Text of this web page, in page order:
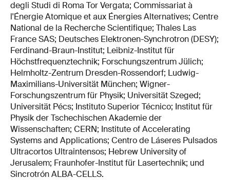
degli Studi di Roma Tor Vergata; Commissariat à
l'Énergie Atomique et aux Énergies Alternatives; Centre
National de la Recherche Scientifique; Thales Las
France SAS; Deutsches Elektronen-Synchrotron (DESY);
Ferdinand-Braun-Institut; Leibniz-Institut für
Höchstfrequenztechnik; Forschungszentrum Jülich;
Helmholtz-Zentrum Dresden-Rossendorf; Ludwig-
Maximilians-Universität München; Wigner-
Forschungszentrum für Physik; Universität Szeged;
Universität Pécs; Instituto Superior Técnico; Institut für
Physik der Tschechischen Akademie der
Wissenschaften; CERN; Institute of Accelerating
Systems and Applications; Centro de Láseres Pulsados
Ultracortos Ultraintensos; Hebrew University of
Jerusalem; Fraunhofer-Institut für Lasertechnik; und
Sincrotrón ALBA-CELLS.